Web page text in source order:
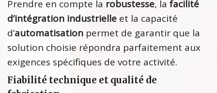
Prendre en compte la robustesse, la facilité
d’intégration industrielle et la capacité
d’automatisation permet de garantir que la
solution choisie répondra parfaitement aux
exigences spécifiques de votre activité.
Fiabilité technique et qualité de